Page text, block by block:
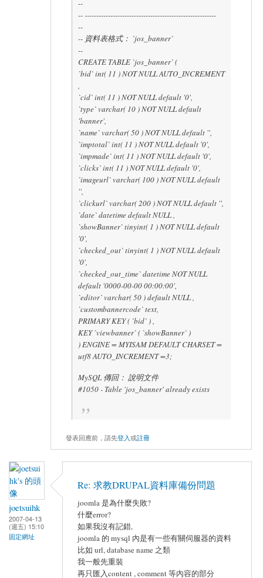
--
-- --------------------------------------------------------
--
-- 資料表格式： `jos_banner`
--
CREATE TABLE `jos_banner` (
`bid` int( 11 ) NOT NULL AUTO_INCREMENT
,
`cid` int( 11 ) NOT NULL default '0',
`type` varchar( 10 ) NOT NULL default
'banner',
`name` varchar( 50 ) NOT NULL default '',
`imptotal` int( 11 ) NOT NULL default '0',
`impmade` int( 11 ) NOT NULL default '0',
`clicks` int( 11 ) NOT NULL default '0',
`imageurl` varchar( 100 ) NOT NULL default
'',
`clickurl` varchar( 200 ) NOT NULL default '',
`date` datetime default NULL ,
`showBanner` tinyint( 1 ) NOT NULL default
'0',
`checked_out` tinyint( 1 ) NOT NULL default
'0',
`checked_out_time` datetime NOT NULL
default '0000-00-00 00:00:00',
`editor` varchar( 50 ) default NULL ,
`custombannercode` text,
PRIMARY KEY ( `bid` ) ,
KEY `viewbanner` ( `showBanner` )
) ENGINE = MYISAM DEFAULT CHARSET =
utf8 AUTO_INCREMENT =3;
MySQL 傳回： 說明文件
#1050 - Table 'jos_banner' already exists
發表回應前，請先登入或註冊
joetsuihk
2007-04-13
(週五) 15:10
固定網址
Re: 求教DRUPAL資料庫備份問題
joomla 是為什麼失敗?
什麼error?
如果我沒有記錯,
joomla 的 mysql 內是有一些有關伺服器的資料
比如 url, database name 之類
我一般先重裝
再只匯入content , comment 等內容的部分